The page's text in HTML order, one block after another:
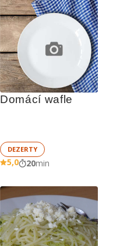
Domácí wafle
DEZERTY
5,0 20min